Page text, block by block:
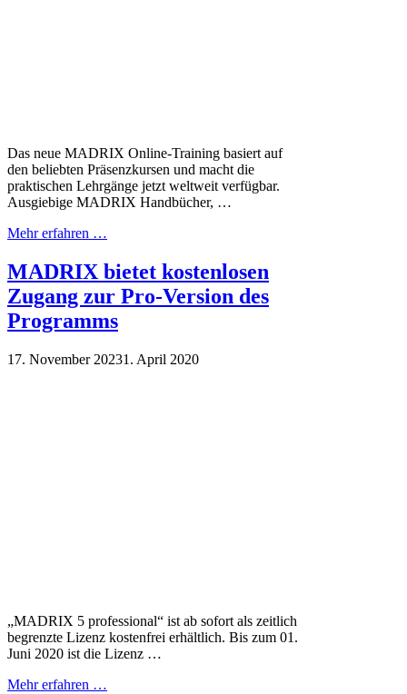
Das neue MADRIX Online-Training basiert auf
den beliebten Präsenzkursen und macht die
praktischen Lehrgänge jetzt weltweit verfügbar.
Ausgiebige MADRIX Handbücher, …
Mehr erfahren …
MADRIX bietet kostenlosen
Zugang zur Pro-Version des
Programms
17. November 20231. April 2020
„MADRIX 5 professional“ ist ab sofort als zeitlich
begrenzte Lizenz kostenfrei erhältlich. Bis zum 01.
Juni 2020 ist die Lizenz …
Mehr erfahren …